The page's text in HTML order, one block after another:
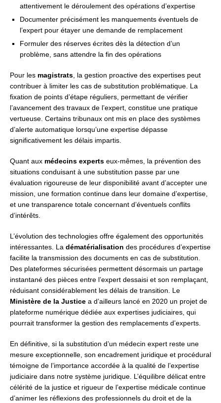
attentivement le déroulement des opérations d’expertise
Documenter précisément les manquements éventuels de
l’expert pour étayer une demande de remplacement
Formuler des réserves écrites dès la détection d’un
problème, sans attendre la fin des opérations
Pour les magistrats , la gestion proactive des expertises peut
contribuer à limiter les cas de substitution problématique. La
fixation de points d’étape réguliers, permettant de vérifier
l’avancement des travaux de l’expert, constitue une pratique
vertueuse. Certains tribunaux ont mis en place des systèmes
d’alerte automatique lorsqu’une expertise dépasse
significativement les délais impartis.
Quant aux médecins experts eux-mêmes, la prévention des
situations conduisant à une substitution passe par une
évaluation rigoureuse de leur disponibilité avant d’accepter une
mission, une formation continue dans leur domaine d’expertise,
et une transparence totale concernant d’éventuels conflits
d’intérêts.
L’évolution des technologies offre également des opportunités
intéressantes. La dématérialisation des procédures d’expertise
facilite la transmission des documents en cas de substitution.
Des plateformes sécurisées permettent désormais un partage
instantané des pièces entre l’expert dessaisi et son remplaçant,
réduisant considérablement les délais de transition. Le
Ministère de la Justice a d’ailleurs lancé en 2020 un projet de
plateforme numérique dédiée aux expertises judiciaires, qui
pourrait transformer la gestion des remplacements d’experts.
En définitive, si la substitution d’un médecin expert reste une
mesure exceptionnelle, son encadrement juridique et procédural
témoigne de l’importance accordée à la qualité de l’expertise
judiciaire dans notre système juridique. L’équilibre délicat entre
célérité de la justice et rigueur de l’expertise médicale continue
d’animer les réflexions des professionnels du droit et de la